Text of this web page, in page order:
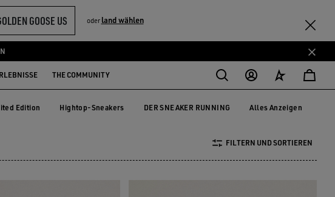
GOOSE US oder land wählen
THE COMMUNITY
Edition Hightop-Sneakers DER SNEAKER RUNNING Alles Anzeigen
FILTERN UND SORTIEREN